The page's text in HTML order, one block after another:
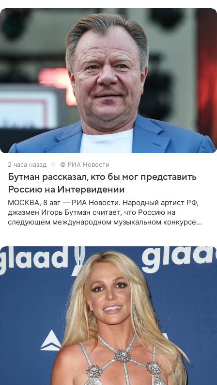
2 часа назад © РИА Новости
Бутман рассказал, кто бы мог представить
Россию на Интервидении
МОСКВА, 8 авг — РИА Новости. Народный артист РФ,
джазмен Игорь Бутман считает, что Россию на
следующем международном музыкальном конкурсе